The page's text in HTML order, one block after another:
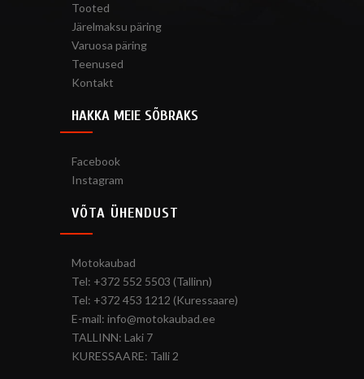
Tooted
Järelmaksu päring
Varuosa päring
Teenused
Kontakt
HAKKA MEIE SÕBRAKS
Facebook
Instagram
VÕTA ÜHENDUST
Motokaubad
Tel: +372 552 5503 (Tallinn)
Tel: +372 453 1212 (Kuressaare)
E-mail: info@motokaubad.ee
TALLINN: Laki 7
KURESSAARE: Talli 2